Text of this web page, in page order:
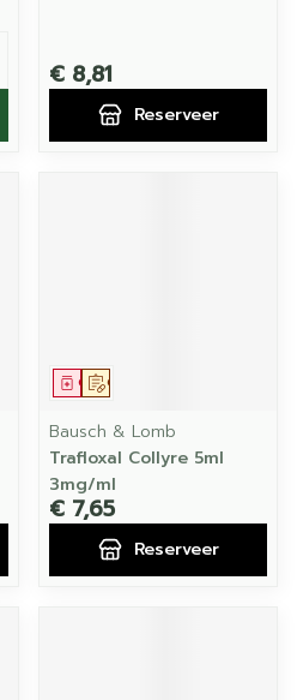
€ 8,81
Reserveer
Op voorschrift
Geneesmiddel
Bausch & Lomb
Trafloxal Collyre 5ml
3mg/ml
€ 7,65
Reserveer